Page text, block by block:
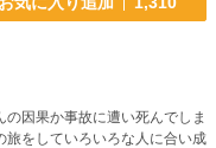
因果か事故に遭い死んでしま
旅をしていろいろな人に合い成